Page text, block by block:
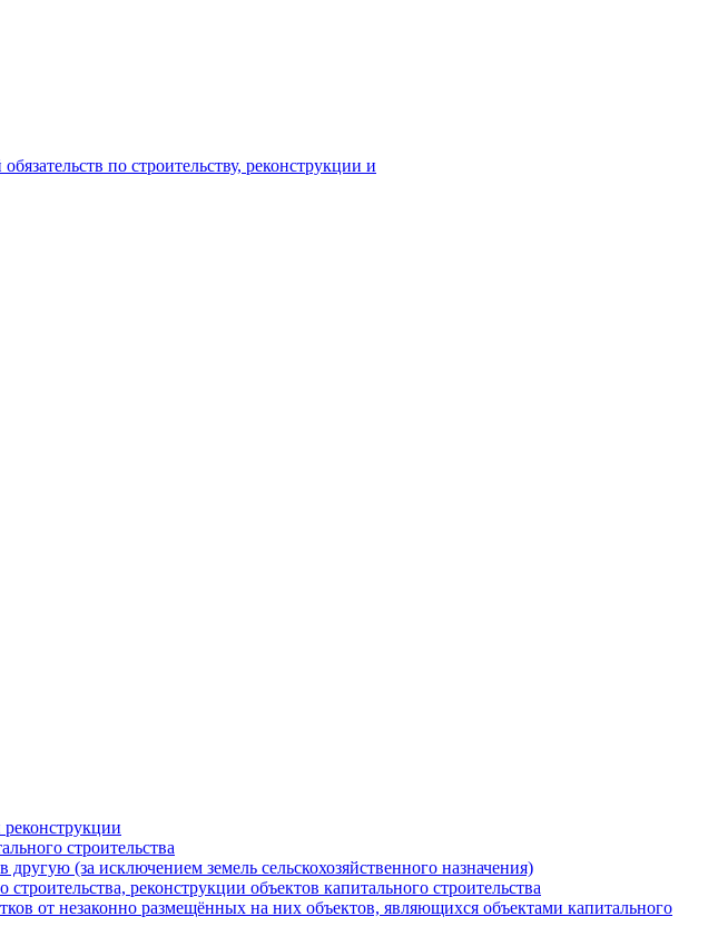
по строительству, реконструкции и
строительства
(за исключением земель сельскохозяйственного назначения)
реконструкции объектов капитального строительства
от незаконно размещённых на них объектов, являющихся объектами капитального